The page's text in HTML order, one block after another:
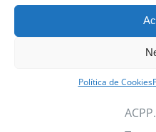
Política de Cookies
ACPP.